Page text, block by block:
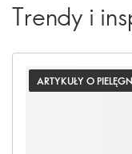
Trendy i
ARTYKUŁY O